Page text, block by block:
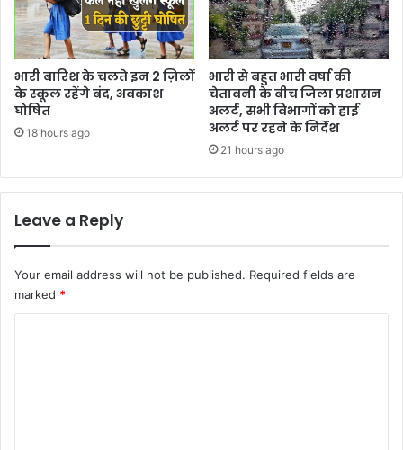
भारी बारिश के चलते इन 2 ज़िलों
के स्कूल रहेंगे बंद, अवकाश
घोषित
18 hours ago
भारी से बहुत भारी वर्षा की
चेतावनी के बीच जिला प्रशासन
अलर्ट, सभी विभागों को हाई
अलर्ट पर रहने के निर्देश
21 hours ago
Leave a Reply
Your email address will not be published. Required fields are
marked *